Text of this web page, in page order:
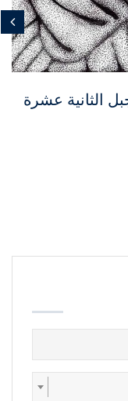
الثانية عشرة